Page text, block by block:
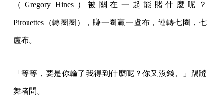
（Gregory Hines）被關在一起能賭什麼呢？
Pirouettes（轉圈圈），賺一圈贏一盧布，連轉七圈，七
盧布。
「等等，要是你輸了我得到什麼呢？你又沒錢。」踢躂
舞者問。